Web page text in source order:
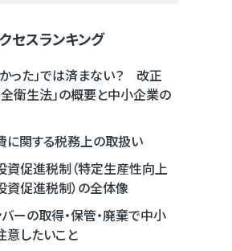
セスランキング
かった」では済まない？ 改正
全衛生法」の概要と中小企業の
に関する税務上の取扱い
資促進税制（特定生産性向上
資促進税制）の全体像
ーの取得・保管・廃棄で中小
意したいこと